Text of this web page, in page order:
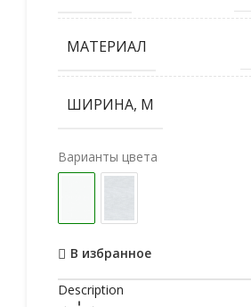
МАТЕРИАЛ
ШИРИНА, М
Варианты цвета
В избранное
Description